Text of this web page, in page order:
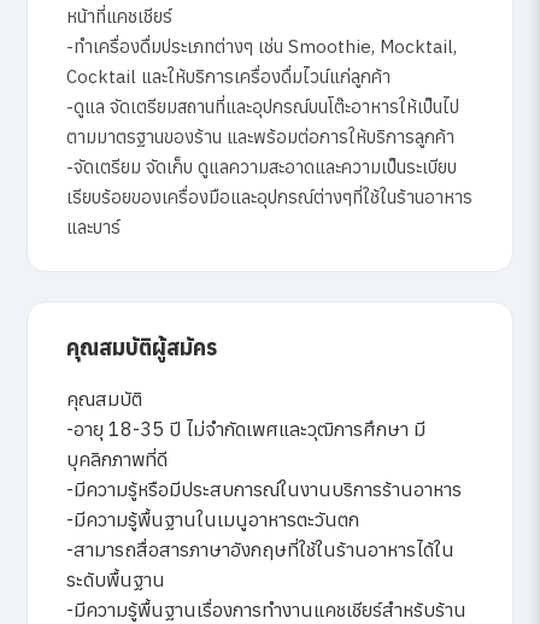
หน้าที่แคชเชียร์
-ทำเครื่องดื่มประเภทต่างๆ เช่น Smoothie, Mocktail,
Cocktail และให้บริการเครื่องดื่มไวน์แก่ลูกค้า
-ดูแล จัดเตรียมสถานที่และอุปกรณ์บนโต๊ะอาหารให้เป็นไป
ตามมาตรฐานของร้าน และพร้อมต่อการให้บริการลูกค้า
-จัดเตรียม จัดเก็บ ดูแลความสะอาดและความเป็นระเบียบ
เรียบร้อยของเครื่องมือและอุปกรณ์ต่างๆที่ใช้ในร้านอาหาร
และบาร์
คุณสมบัติผู้สมัคร
คุณสมบัติ
-อายุ 18-35 ปี ไม่จำกัดเพศและวุฒิการศึกษา มี
บุคลิกภาพที่ดี
-มีความรู้หรือมีประสบการณ์ในงานบริการร้านอาหาร
-มีความรู้พื้นฐานในเมนูอาหารตะวันตก
-สามารถสื่อสารภาษาอังกฤษที่ใช้ในร้านอาหารได้ใน
ระดับพื้นฐาน
-มีความรู้พื้นฐานเรื่องการทำงานแคชเชียร์สำหรับร้าน